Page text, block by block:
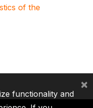
of the
functionality and
×